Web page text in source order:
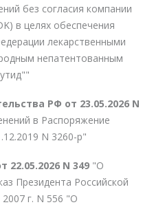
без согласия компании
в целях обеспечения
лекарственными
непатентованным
РФ от 23.05.2026 N
в Распоряжение
N 3260-р"
N 349 "О
Президента Российской
г. N 556 "О